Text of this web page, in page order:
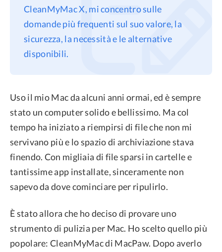
CleanMyMac X, mi concentro sulle
domande più frequenti sul suo valore, la
sicurezza, la necessità e le alternative
disponibili.
Uso il mio Mac da alcuni anni ormai, ed è sempre
stato un computer solido e bellissimo. Ma col
tempo ha iniziato a riempirsi di file che non mi
servivano più e lo spazio di archiviazione stava
finendo. Con migliaia di file sparsi in cartelle e
tantissime app installate, sinceramente non
sapevo da dove cominciare per ripulirlo.
È stato allora che ho deciso di provare uno
strumento di pulizia per Mac. Ho scelto quello più
popolare: CleanMyMac di MacPaw. Dopo averlo